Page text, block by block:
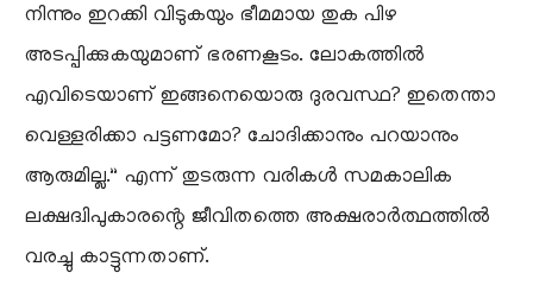
നിന്നും ഇറക്കി വിടുകയും ഭീമമായ തുക പിഴ
അടപ്പിക്കുകയുമാണ് ഭരണകൂടം. ലോകത്തിൽ
എവിടെയാണ് ഇങ്ങനെയൊരു ദുരവസ്ഥ? ഇതെന്താ
വെള്ളരിക്കാ പട്ടണമോ? ചോദിക്കാനും പറയാനും
ആരുമില്ല.” എന്ന് തുടരുന്ന വരികൾ സമകാലിക
ലക്ഷദ്വിപുകാരന്റെ ജീവിതത്തെ അക്ഷരാർത്ഥത്തിൽ
വരച്ചു കാട്ടുന്നതാണ്.